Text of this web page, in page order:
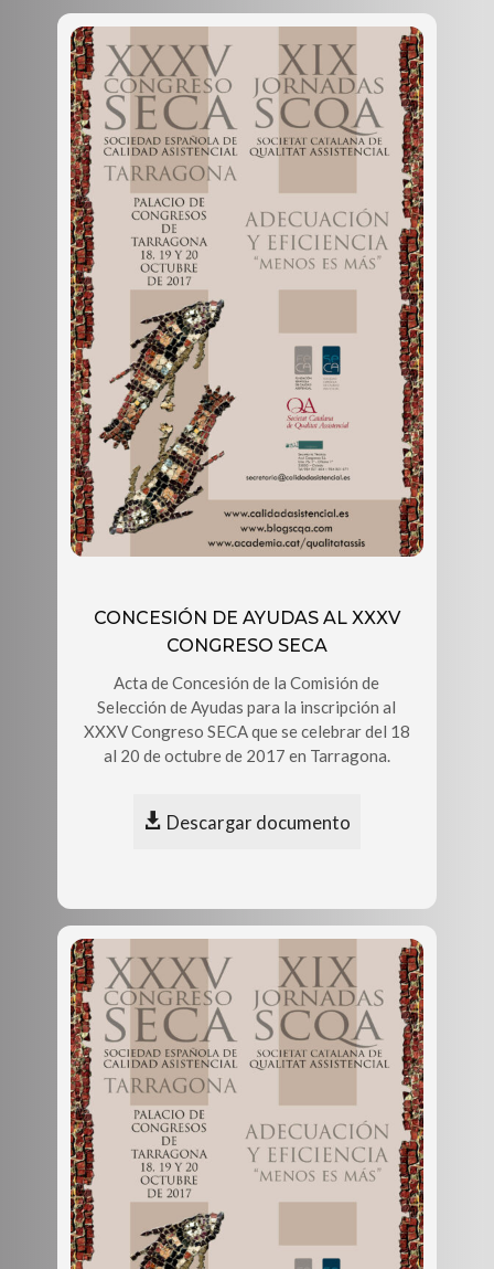
CONCESIÓN DE AYUDAS AL XXXV
CONGRESO SECA
Acta de Concesión de la Comisión de
Selección de Ayudas para la inscripción al
XXXV Congreso SECA que se celebrar del 18
al 20 de octubre de 2017 en Tarragona.
Descargar documento